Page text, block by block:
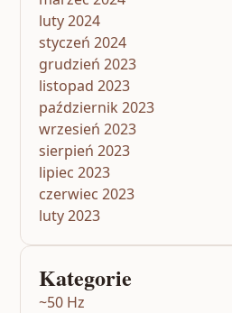
luty 2024
styczeń 2024
grudzień 2023
listopad 2023
październik 2023
wrzesień 2023
sierpień 2023
lipiec 2023
czerwiec 2023
luty 2023
Kategorie
~50 Hz